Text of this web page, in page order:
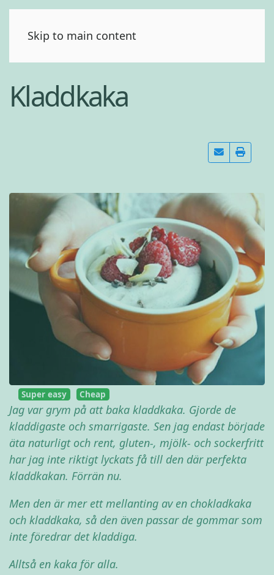
Skip to main content
Kladdkaka
Super easy Cheap
Jag var grym på att baka kladdkaka. Gjorde de
kladdigaste och smarrigaste. Sen jag endast började
äta naturligt och rent, gluten-, mjölk- och sockerfritt
har jag inte riktigt lyckats få till den där perfekta
kladdkakan. Förrän nu.
Men den är mer ett mellanting av en chokladkaka
och kladdkaka, så den även passar de gommar som
inte föredrar det kladdiga.
Alltså en kaka för alla.